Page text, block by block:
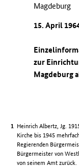
Magdeburg
15. April
zur
Magdeburg
Heinrich Albertz, Jg.
Kirche bis 1945
Regierenden
Bürgermeister von
von seinem Amt zurück.